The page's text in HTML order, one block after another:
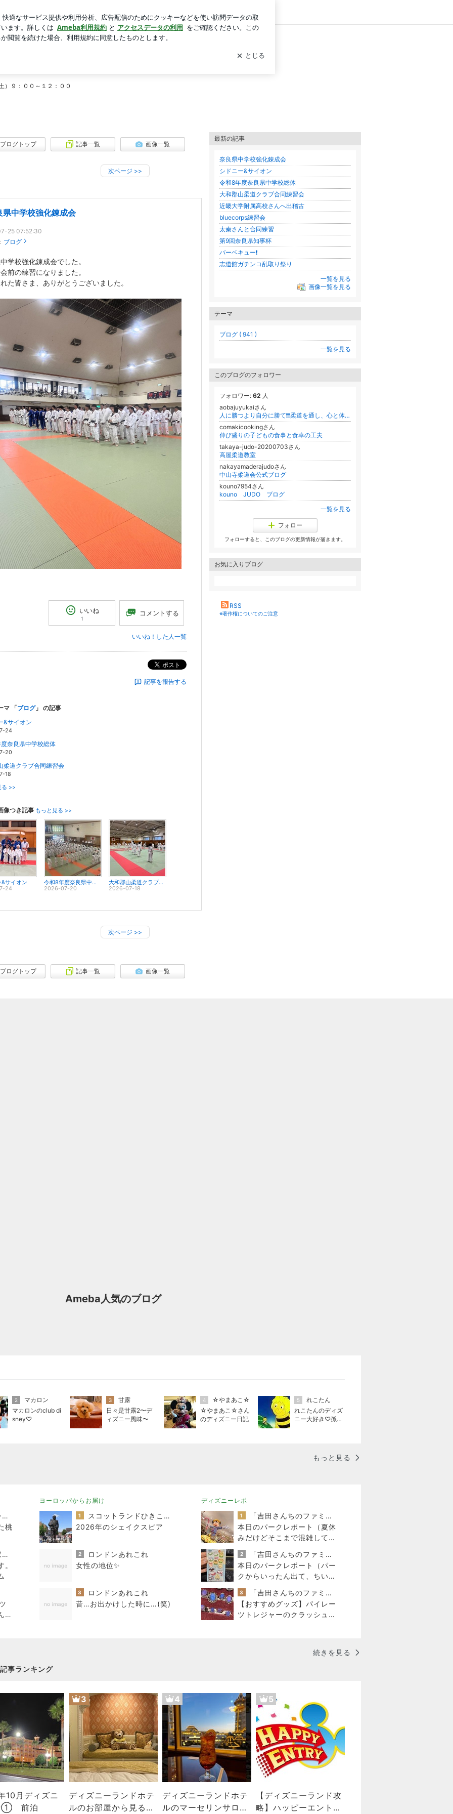
たラーメン ログイン
）９：００～１２：００
ブログトップ 記事一覧 画像一覧
次ページ >>
県中学校強化錬成会
25 07:52:30
ブログ
学校強化錬成会でした。
前の練習になりました。
た皆さま、ありがとうございました。
いいね
1
コメントする
いいね！した人一覧
ポスト
記事を報告する
マ 「ブログ」 の記事
&サイオン
24
奈良県中学校総体
20
柔道クラブ合同練習会
18
る >>
像つき記事 もっと見る >>
&サイオン
24
令和8年度奈良県中学校総体
2026-07-20
大和郡山柔道クラブ合同練習会
2026-07-18
次ページ >>
ブログトップ 記事一覧 画像一覧
最新の記事
奈良県中学校強化錬成会
シドニー&サイオン
令和8年度奈良県中学校総体
大和郡山柔道クラブ合同練習会
近畿大学附属高校さんへ出稽古
bluecorps練習会
太秦さんと合同練習
第9回奈良県知事杯
バーベキュー❗️
志道館ガチンコ乱取り祭り
一覧を見る
画像一覧を見る
テーマ
ブログ ( 941 )
一覧を見る
このブログのフォロワー
フォロワー: 62 人
aobajuyukaiさん
人に勝つより自分に勝て❗️❗️柔道を通し、心と体を鍛えよう❗️by青柔
comakicookingさん
伸び盛りの子どもの食事と食卓の工夫
takaya-judo-20200703さん
高屋柔道教室
nakayamaderajudoさん
中山寺柔道会公式ブログ
kouno7954さん
kouno JUDO ブログ
一覧を見る
フォロー
フォローすると、このブログの更新情報が届きます。
お気に入りブログ
RSS
※著作権についてのご注意
Ameba人気のブログ
2
マカロン
マカロンのclub di
sney♡
3
甘露
日々是甘露2〜デ
ィズニー風味〜
4
☆やまあこ☆
☆やまあこ☆さん
のディズニー日記
5
れこたん
れこたんのディズ
ニー大好き♡孫4
もっと見る
おうちと暮らしのレシピ 〜HOME&LIFE〜
桃
進撃のおはるさん〜家づくり失敗したけど私は元気です〜
と
ヨーロッパからお届け
1
スコットランドひきこもり日記
2026年のシェイクスピア
2
ロンドンあれこれ
女性の地位✨
3
ロンドンあれこれ
昔…お出かけした時に…(笑)
ディズニーレポ
1
「吉田さんちのファミリー日記」Powered by Ameba 吉田さんファミリーオフィシャルブログ
本日のパークレポート（夏休
みだけどそこまで混雑してな
い東京ディズニーリゾート
2
「吉田さんちのファミリー日記」Powered by Ameba 吉田さんファミリーオフィシャルブログ
本日のパークレポート（パー
クからいったん出て、ちいか
わを観てきました。）
3
「吉田さんちのファミリー日記」Powered by Ameba 吉田さんファミリーオフィシャルブログ
【おすすめグッズ】パイレー
ツトレジャーのクラッシュみ
続きを見る
事ランキング
10月ディズニ
① 前泊
3
ディズニーランドホテ
ルのお部屋から見る、
4
ディズニーランドホテ
ルのマーセリンサロン
5
【ディズニーランド攻
略】ハッピーエントリ